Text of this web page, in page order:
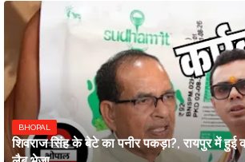
BHOPAL
शिवराज सिंह के बेटे का पनीर पकड़ा?, रायपुर में हुई